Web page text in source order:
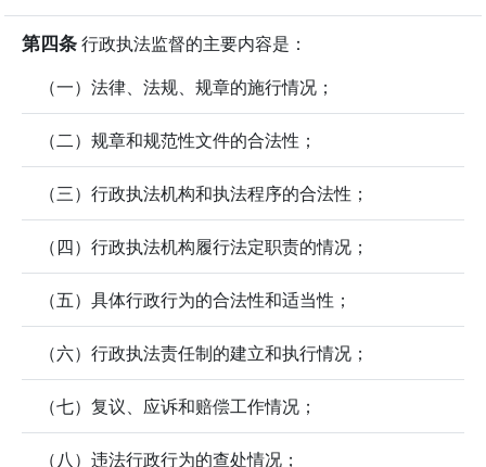
第四条行政执法监督的主要内容是：
（一）法律、法规、规章的施行情况；
（二）规章和规范性文件的合法性；
（三）行政执法机构和执法程序的合法性；
（四）行政执法机构履行法定职责的情况；
（五）具体行政行为的合法性和适当性；
（六）行政执法责任制的建立和执行情况；
（七）复议、应诉和赔偿工作情况；
（八）违法行政行为的查处情况；